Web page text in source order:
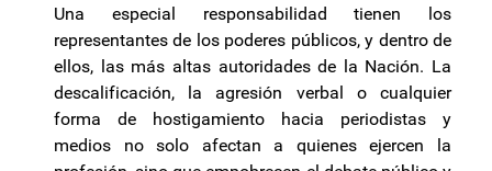
Una especial responsabilidad tienen los
representantes de los poderes públicos, y dentro de
ellos, las más altas autoridades de la Nación. La
descalificación, la agresión verbal o cualquier
forma de hostigamiento hacia periodistas y
medios no solo afectan a quienes ejercen la